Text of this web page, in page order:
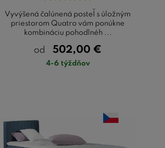
Vyvýšená čalúnená posteľ s úložným
priestorom Quatro vám ponúkne
kombináciu pohodlnéh ...
od 502,00 €
4-6 týždňov